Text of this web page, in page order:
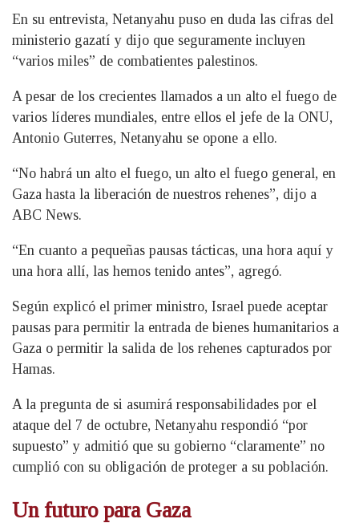
En su entrevista, Netanyahu puso en duda las cifras del
ministerio gazatí y dijo que seguramente incluyen
“varios miles” de combatientes palestinos.
A pesar de los crecientes llamados a un alto el fuego de
varios líderes mundiales, entre ellos el jefe de la ONU,
Antonio Guterres, Netanyahu se opone a ello.
“No habrá un alto el fuego, un alto el fuego general, en
Gaza hasta la liberación de nuestros rehenes”, dijo a
ABC News.
“En cuanto a pequeñas pausas tácticas, una hora aquí y
una hora allí, las hemos tenido antes”, agregó.
Según explicó el primer ministro, Israel puede aceptar
pausas para permitir la entrada de bienes humanitarios a
Gaza o permitir la salida de los rehenes capturados por
Hamas.
A la pregunta de si asumirá responsabilidades por el
ataque del 7 de octubre, Netanyahu respondió “por
supuesto” y admitió que su gobierno “claramente” no
cumplió con su obligación de proteger a su población.
Un futuro para Gaza